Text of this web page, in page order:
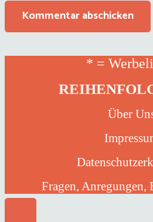
Kommentar abschicken
* =
Über
Fragen, Anregungen,